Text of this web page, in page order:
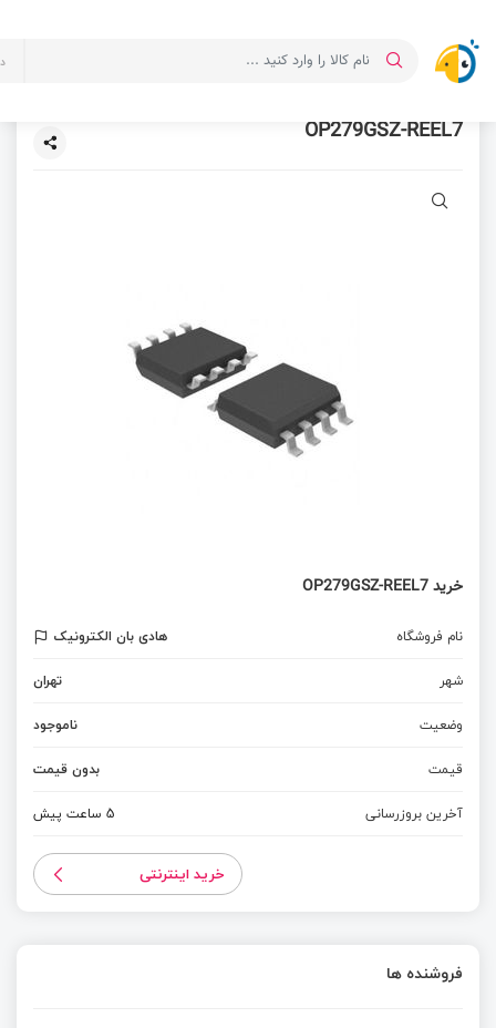
OP279GSZ-REEL7
خرید OP279GSZ-REEL7
نام فروشگاه
هادی بان الکترونیک
شهر
تهران
وضعیت
ناموجود
قیمت
بدون قیمت
آخرین بروزرسانی
5 ساعت پیش
خرید اینترنتی
فروشنده ها